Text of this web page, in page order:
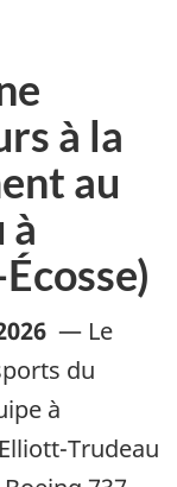
à la
au
à
— Le
du
à
Trudeau